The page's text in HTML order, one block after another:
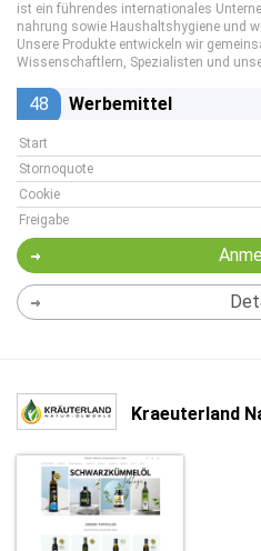
ist ein führendes internationales
nahrung sowie Haushaltshygiene und
Unsere Produkte entwickeln wir
Wissenschaftlern, Spezialisten und
48 Werbemittel
Start
Stornoquote
Cookie
Freigabe
Kraeuterland